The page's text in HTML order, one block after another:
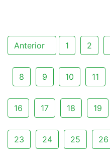
Anterior 1 2
8 9 10 11
16 17 18 19
23 24 25 26